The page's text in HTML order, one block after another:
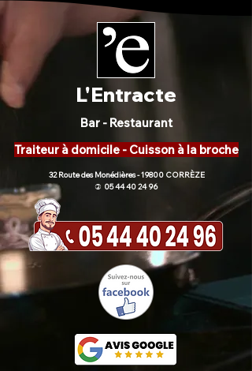
L'Entracte
Bar - Restaurant
Traiteur à domicile - Cuisson à la broche
32 Route des Monédières - 19800 CORRÈZE
) 05 44 40 24 96